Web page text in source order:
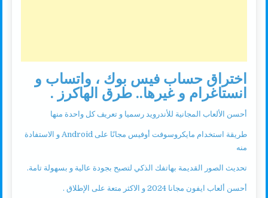
اختراق حساب فيس بوك ، واتساب و
انستاغرام و غيرها.. طرق الهاكرز .
أحسن الألعاب المجانية للأندرويد رسميا و تعريف كل واحدة منها
طريقة استخدام مايكروسوفت أوفيس مجانًا على Android و الاستفادة
منه
تحديث الصور القديمة بهاتفك الذكي لتصبح بجودة عالية و بسهولة تامة.
أحسن ألعاب ايفون مجانا 2024 و الاكثر متعة على الإطلاق .